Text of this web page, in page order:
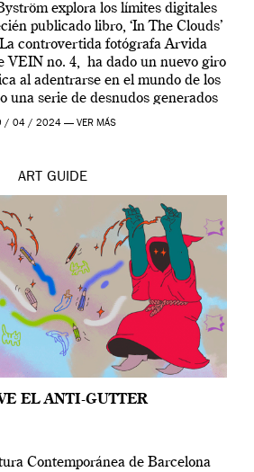
explora los límites digitales
publicado libro, ‘In The Clouds’
controvertida fotógrafa Arvida
VEIN no. 4, ha dado un nuevo giro
al adentrarse en el mundo de los
una serie de desnudos generados
por […]
/ 04 / 2024 — VER MÁS
ART GUIDE
EL ANTI-GUTTER
Contemporánea de Barcelona